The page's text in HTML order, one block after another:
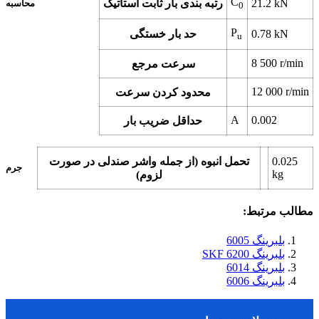
محاسبه رتبه بندی بار ثابت استاتیک 0 21.2 kN
حد بار خستگی Pu 0.78 kN
سرعت مرجع 8 500 r/min
محدود کردن سرعت 12 000 r/min
حداقل ضریب بار A 0.002
جرم
تحمل انبوه (از جمله واشر صندلی در صورت
لزوم)
0.025
kg
مطالب مرتبط:
بلبرینگ 6005
بلبرینگ SKF 6200
بلبرینگ 6014
بلبرینگ 6006